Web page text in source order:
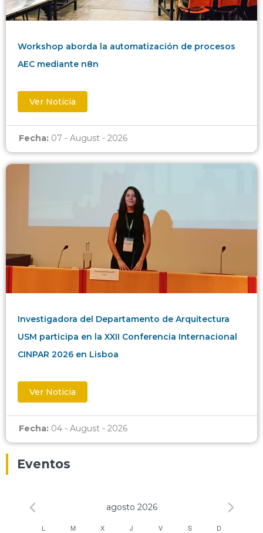
Workshop aborda la automatización de procesos
AEC mediante n8n
Ver Noticia
Fecha: 07 - August - 2026
Investigadora del Departamento de Arquitectura
USM participa en la XXII Conferencia Internacional
CINPAR 2026 en Lisboa
Ver Noticia
Fecha: 04 - August - 2026
Eventos
agosto 2026
L M X J V S D